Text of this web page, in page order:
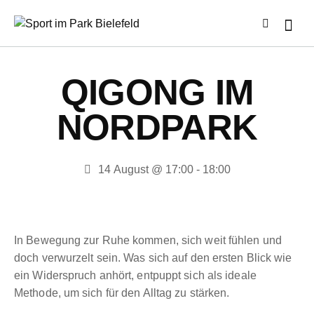
QIGONG IM
NORDPARK
14 August @ 17:00- 18:00
In Bewegung zur Ruhe kommen, sich weit fühlen und
doch verwurzelt sein. Was sich auf den ersten Blick wie
ein Widerspruch anhört, entpuppt sich als ideale
Methode, um sich für den Alltag zu stärken.